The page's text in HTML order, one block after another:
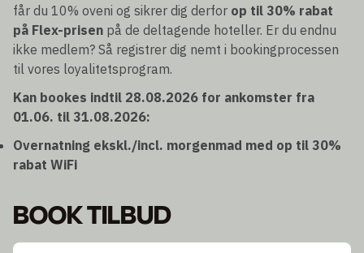
får du 10% oveni og sikrer dig derfor op til 30% rabat
på Flex-prisen på de deltagende hoteller. Er du endnu
ikke medlem? Så registrer dig nemt i bookingprocessen
til vores loyalitetsprogram.
Kan bookes indtil 28.08.2026 for ankomster fra
01.06. til 31.08.2026:
Overnatning ekskl./incl. morgenmad med op til 30%
rabat WiFi
BOOK TILBUD